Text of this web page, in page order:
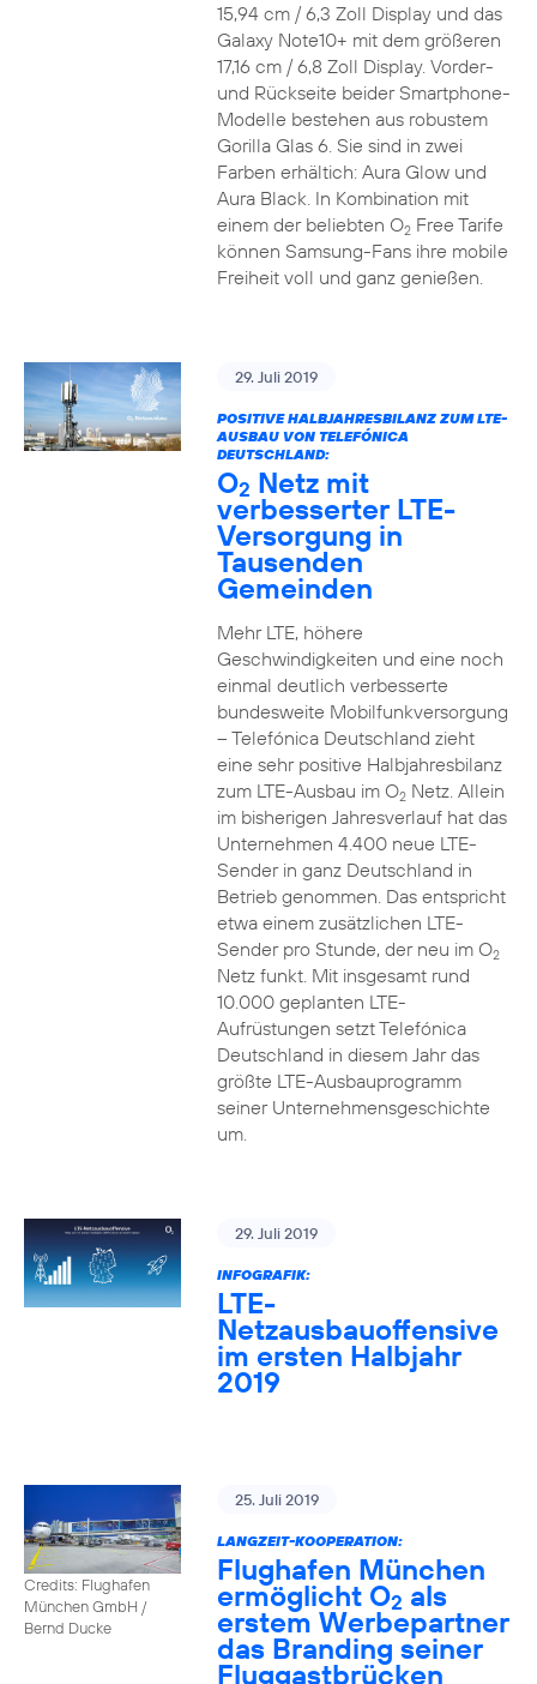
15,94 cm / 6,3 Zoll Display und das
Galaxy Note10+ mit dem größeren
17,16 cm / 6,8 Zoll Display. Vorder-
und Rückseite beider Smartphone-
Modelle bestehen aus robustem
Gorilla Glas 6. Sie sind in zwei
Farben erhältich: Aura Glow und
Aura Black. In Kombination mit
einem der beliebten O2Free Tarife
können Samsung-Fans ihre mobile
Freiheit voll und ganz genießen.
29. Juli 2019
POSITIVE HALBJAHRESBILANZ ZUM LTE-
AUSBAU VON TELEFÓNICA
DEUTSCHLAND:
O2 Netz mit
verbesserter LTE-
Versorgung in
Tausenden
Gemeinden
Mehr LTE, höhere
Geschwindigkeiten und eine noch
einmal deutlich verbesserte
bundesweite Mobilfunkversorgung
– Telefónica Deutschland zieht
eine sehr positive Halbjahresbilanz
zum LTE-Ausbau im O2Netz. Allein
im bisherigen Jahresverlauf hat das
Unternehmen 4.400 neue LTE-
Sender in ganz Deutschland in
Betrieb genommen. Das entspricht
etwa einem zusätzlichen LTE-
Sender pro Stunde, der neu im O2
Netz funkt. Mit insgesamt rund
10.000 geplanten LTE-
Aufrüstungen setzt Telefónica
Deutschland in diesem Jahr das
größte LTE-Ausbauprogramm
seiner Unternehmensgeschichte
um.
29. Juli 2019
INFOGRAFIK:
LTE-
Netzausbauoffensive
im ersten Halbjahr
2019
Credits: Flughafen
München GmbH /
Bernd Ducke
25. Juli 2019
LANGZEIT-KOOPERATION:
Flughafen München
ermöglicht O2 als
erstem Werbepartner
das Branding seiner
Fluggastbrücken